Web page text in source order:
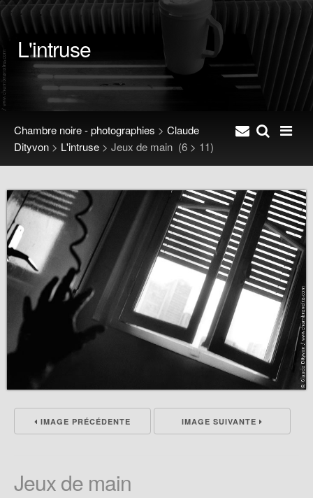
L'intruse
Chambre noire - photographies > Claude
Dityvon > L'intruse > Jeux de main (6 > 11)
IMAGE PRÉCÉDENTE IMAGE SUIVANTE
Jeux de main